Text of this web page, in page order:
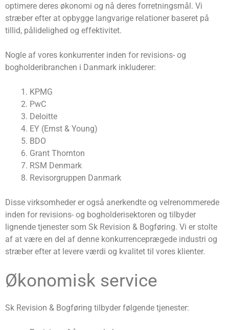
optimere deres økonomi og nå deres forretningsmål. Vi
stræber efter at opbygge langvarige relationer baseret på
tillid, pålidelighed og effektivitet.
Nogle af vores konkurrenter inden for revisions- og
bogholderibranchen i Danmark inkluderer:
KPMG
PwC
Deloitte
EY (Ernst & Young)
BDO
Grant Thornton
RSM Denmark
Revisorgruppen Danmark
Disse virksomheder er også anerkendte og velrenommerede
inden for revisions- og bogholderisektoren og tilbyder
lignende tjenester som Sk Revision & Bogføring. Vi er stolte
af at være en del af denne konkurrenceprægede industri og
stræber efter at levere værdi og kvalitet til vores klienter.
Økonomisk service
Sk Revision & Bogføring tilbyder følgende tjenester: